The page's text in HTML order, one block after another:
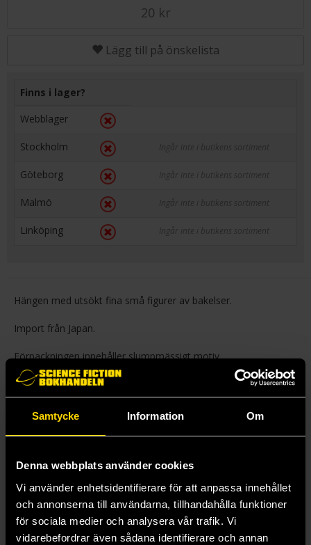
Samtycke Information Om
Denna webbplats använder cookies
Vi använder enhetsidentifierare för att anpassa innehållet
och annonserna till användarna, tillhandahålla funktioner
för sociala medier och analysera vår trafik. Vi
vidarebefordrar även sådana identifierare och annan
20 kr
Lägg till på önskelista
Finns i lager?
Webblager
Stockholm Ingår inte i butikens sortiment
Göteborg Ingår inte i butikens sortiment
Malmö Ingår inte i butikens sortiment
Linköping Ingår inte i butikens sortiment
Hängen med utsökt fina små figurer av bakelser.
Import från Japan.
Förpackningen innehåller slumpmässigt motiv.
Mer från Milestone